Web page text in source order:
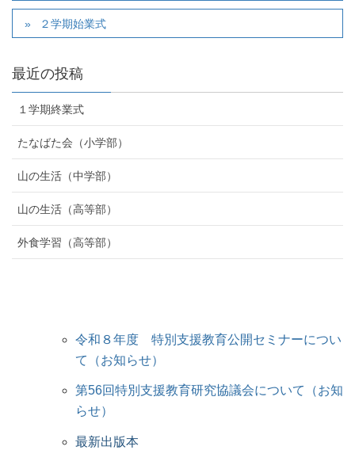
２学期始業式
最近の投稿
１学期終業式
たなばた会（小学部）
山の生活（中学部）
山の生活（高等部）
外食学習（高等部）
令和８年度 特別支援教育公開セミナーについ
て（お知らせ）
第56回特別支援教育研究協議会について（お知
らせ）
最新出版本